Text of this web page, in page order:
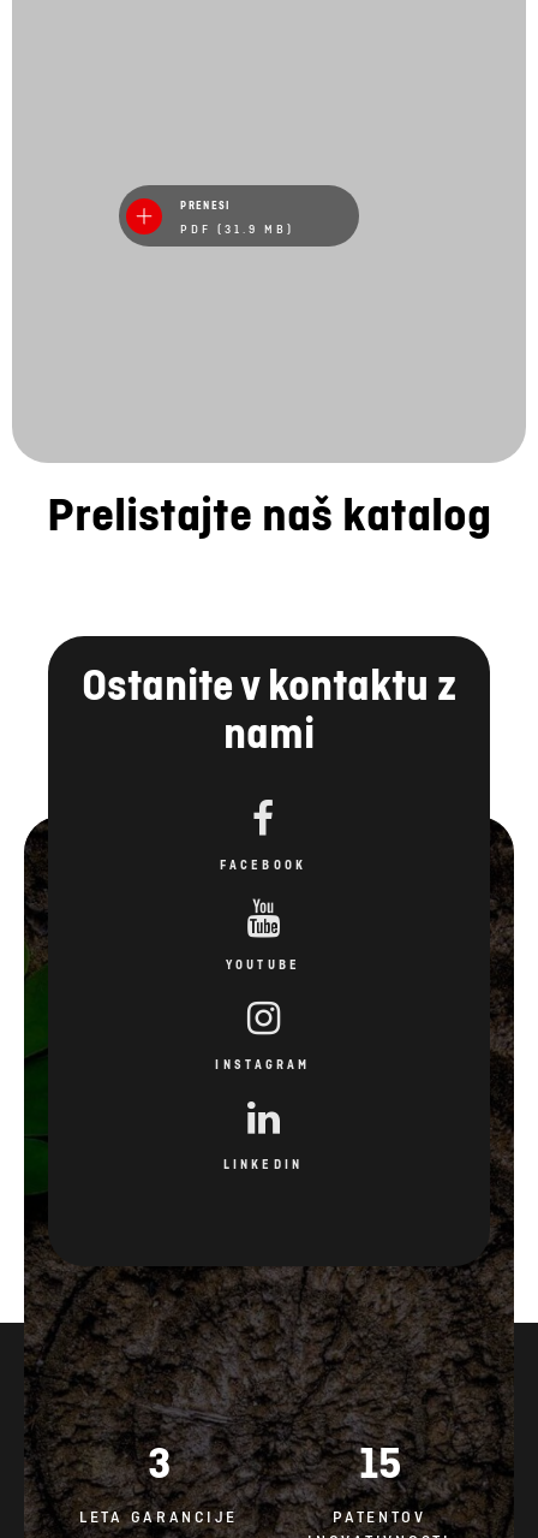
PRENESI
PDF (31.9 MB)
Prelistajte naš katalog
Ostanite v kontaktu z
nami
FACEBOOK
YOUTUBE
INSTAGRAM
LINKEDIN
3
LETA GARANCIJE
15
PATENTOV